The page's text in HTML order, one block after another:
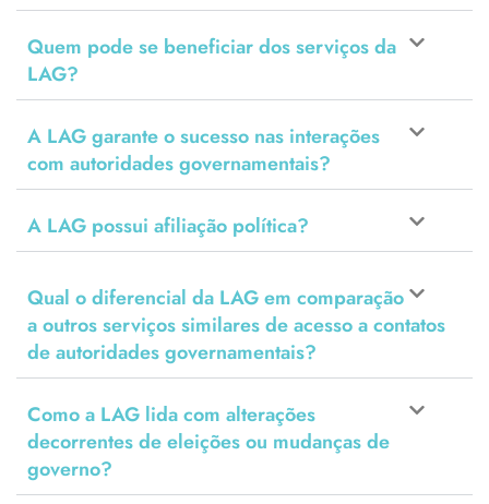
Quem pode se beneficiar dos serviços da
LAG?
A LAG garante o sucesso nas interações
com autoridades governamentais?
A LAG possui afiliação política?
Qual o diferencial da LAG em comparação
a outros serviços similares de acesso a contatos
de autoridades governamentais?
Como a LAG lida com alterações
decorrentes de eleições ou mudanças de
governo?